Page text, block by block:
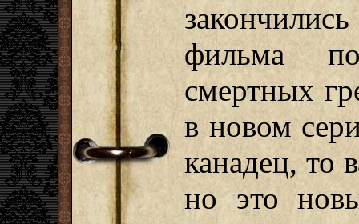
фильма
смертных
в новом
канадец, то
но это